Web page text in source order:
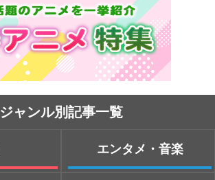
ジャンル別記事一覧
エンタメ・音楽